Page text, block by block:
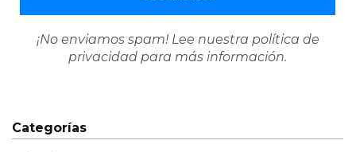
¡No enviamos spam! Lee nuestra política de
privacidad para más información.
Categorías